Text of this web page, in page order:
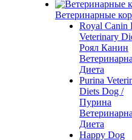
Ветеринарные
Royal Canin
Veterinary
Роял Канин
Диета
Purina
Diets Dog /
Пурина
Диета
Happy Dog